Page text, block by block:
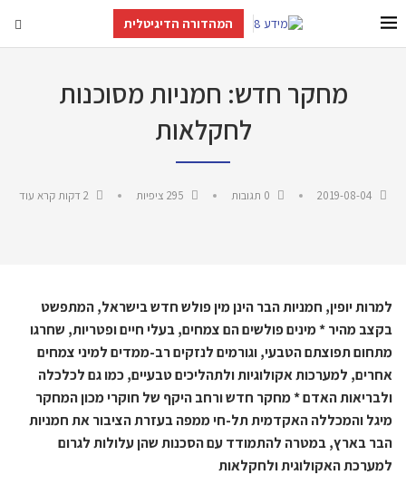
המהדורה הדיגיטלית
מחקר חדש: חמניות מסוכנות
לחקלאות
2019-08-04
295 ציפיות
למרות יופין, חמניות הבר הינן מין פולש חדש בישראל, המתפשט
בקצב מהיר * מינים פולשים הם צמחים, בעלי חיים ופטריות, שחרגו
מתחום תפוצתם הטבעי, וגורמים לנזקים רב-ממדים למיני צמחים
אחרים, למערכות אקולוגיות ולתהליכים טבעיים, כמו גם לכלכלה
ולבריאות האדם*מחקר חדש ורחב היקף של חוקרי מכון המחקר
מיגל והמכללה האקדמית תל-חיממפה בעזרת הציבור את חמניות
הבר בארץ, במטרה להתמודד עם הסכנות שהן עלולות לגרום
למערכת האקולוגית ולחקלאות